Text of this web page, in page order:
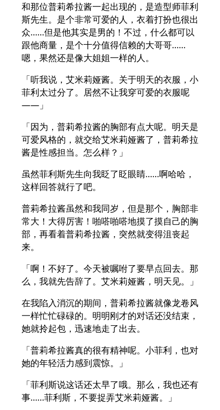
和那位普莉希拉酱一起出现的，是造型师菲利
斯先生。是个非常可爱的人，衣着打扮也很出
众……但是他其实是男的！不过，什么都可以
跟他商量，是个十分值得信赖的大哥哥……
嗯，果然还是像大姐姐一样的人。
「听我说，艾米莉娅酱。关于明天的衣服，小
菲利太过分了。居然不让我穿可爱的衣服呢
——」
「因为，普莉希拉酱的胸部有点大呢。明天是
可爱风格的，就交给艾米莉娅酱了，普莉希拉
酱是性感担当。怎么样？」
虽然菲利斯先生向我眨了眨眼睛……啊哈哈，
这样回答就行了吧。
普莉希拉酱虽然和我同岁，但是那个，胸部非
常大！大得厉害！啪嗒啪嗒地摸了摸自己的胸
部，再看着普莉希拉酱，突然就变得沮丧起
来。
「啊！不好了。今天被嘱咐了要早点回去。那
么，我就先告辞了。艾米莉娅酱，明天见。」
在我陷入消沉的期间，普莉希拉酱就像龙卷风
一样忙忙碌碌的。明明刚才的对话还没结束，
她就拎起包，迅速地走了出去。
「普莉希拉酱真的很有精神呢。小菲利，也对
她的年轻活力感到震惊。」
「菲利斯说这话还太早了哦。那么，我也还有
事……菲利斯，不要捉弄艾米莉娅酱。」